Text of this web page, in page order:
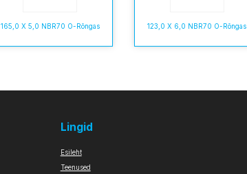
165,0 X 5,0 NBR70 O-Rõngas 123,0 X 6,0 NBR70 O-Rõngas
Lingid
Esileht
Teenused